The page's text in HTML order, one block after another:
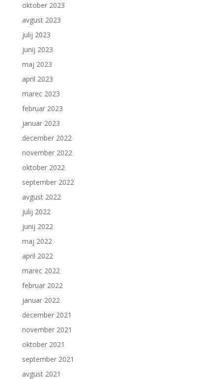
oktober 2023
avgust 2023
julij 2023
junij 2023
maj 2023
april 2023
marec 2023
februar 2023
januar 2023
december 2022
november 2022
oktober 2022
september 2022
avgust 2022
julij 2022
junij 2022
maj 2022
april 2022
marec 2022
februar 2022
januar 2022
december 2021
november 2021
oktober 2021
september 2021
avgust 2021